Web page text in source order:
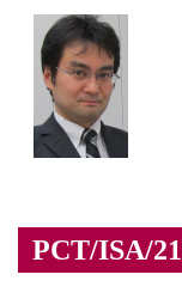
PCT/ISA/